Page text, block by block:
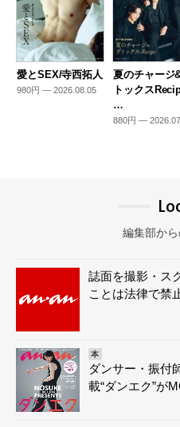
愛とSEX/寺西拓人
980円 — 2026.08.05
夏のチャージ
トックス
…
880円 —
編集部か
誌面を撮影・ス
ことは法律で禁
本
ダンサー・振付
載“ダンエク”が